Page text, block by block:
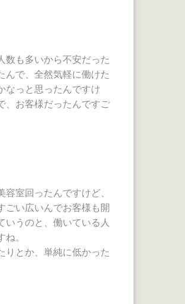
数も多いから不安だった
んで、全然気軽に働けた
なっと思ったんですけ
、お客様だったんですご
室回ったんですけど、
ごい広いんでお客様も開
いうのと、働いている人
。
りとか、単純に低かった